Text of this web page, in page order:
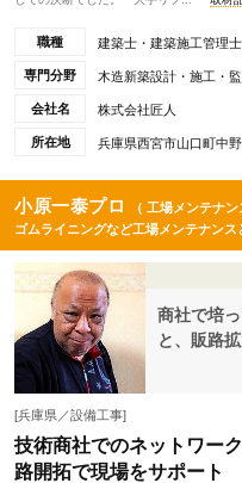
職種 建築士・建築施工管理士
専門分野 木造新築設計・施工・
会社名 株式会社匠人
所在地 兵庫県西宮市山口町中
小原一泰プロ
（ 工場メンテナ
ゴムライニングなど工場メンテナンス
商社で培
と、販路
[兵庫県／設備工事]
技術商社でのネットワー
路開拓で現場をサポート